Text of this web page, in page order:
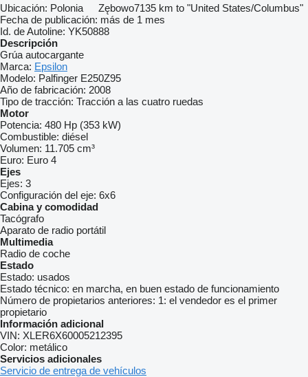
Ubicación: Polonia Zębowo7135 km to "United States/Columbus"
Fecha de publicación: más de 1 mes
Id. de Autoline: YK50888
Descripción
Grúa autocargante
Marca: Epsilon
Modelo: Palfinger E250Z95
Año de fabricación: 2008
Tipo de tracción: Tracción a las cuatro ruedas
Motor
Potencia: 480 Hp (353 kW)
Combustible: diésel
Volumen: 11.705 cm³
Euro: Euro 4
Ejes
Ejes: 3
Configuración del eje: 6x6
Cabina y comodidad
Tacógrafo
Aparato de radio portátil
Multimedia
Radio de coche
Estado
Estado: usados
Estado técnico: en marcha, en buen estado de funcionamiento
Número de propietarios anteriores: 1: el vendedor es el primer
propietario
Información adicional
VIN: XLER6X60005212395
Color: metálico
Servicios adicionales
Servicio de entrega de vehículos